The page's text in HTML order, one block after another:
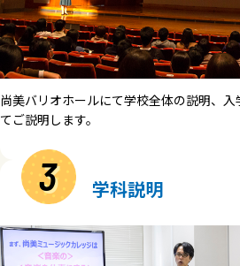
尚美バリオホールにて学校全体の説明、入
てご説明します。
3 学科説明